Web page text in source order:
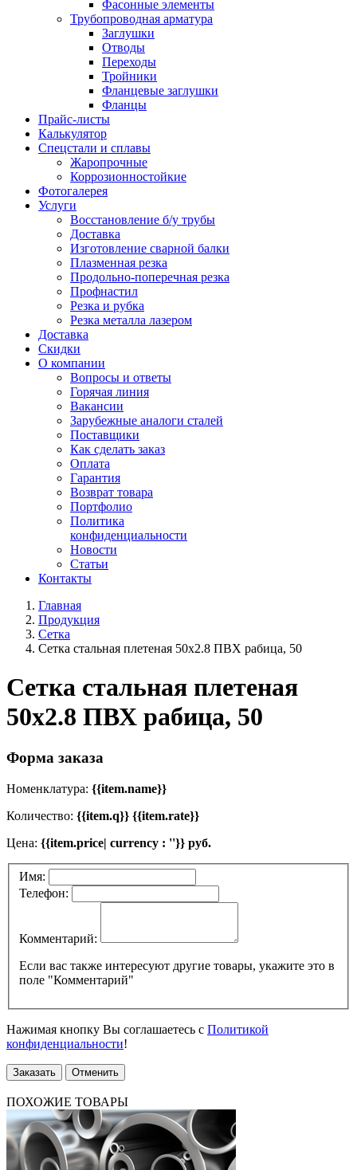
Фасонные элементы
Трубопроводная арматура
Заглушки
Отводы
Переходы
Тройники
Фланцевые заглушки
Фланцы
Прайс-листы
Калькулятор
Спецстали и сплавы
Жаропрочные
Коррозионностойкие
Фотогалерея
Услуги
Восстановление б/у трубы
Доставка
Изготовление сварной балки
Плазменная резка
Продольно-поперечная резка
Профнастил
Резка и рубка
Резка металла лазером
Доставка
Скидки
О компании
Вопросы и ответы
Горячая линия
Вакансии
Зарубежные аналоги сталей
Поставщики
Как сделать заказ
Оплата
Гарантия
Возврат товара
Портфолио
Политика
конфиденциальности
Новости
Статьи
Контакты
Главная
Продукция
Сетка
Сетка стальная плетеная 50x2.8 ПВХ рабица, 50
Сетка стальная плетеная
50x2.8 ПВХ рабица, 50
Форма заказа
Номенклатура: {{item.name}}
Количество: {{item.q}} {{item.rate}}
Цена: {{item.price| currency : ''}} руб.
Имя:
Телефон:
Комментарий:
Если вас также интересуют другие товары, укажите это в
поле "Комментарий"
Нажимая кнопку Вы соглашаетесь с Политикой
конфиденциальности!
Заказать Отменить
ПОХОЖИЕ ТОВАРЫ